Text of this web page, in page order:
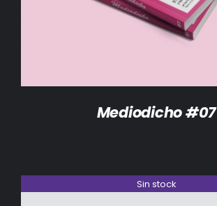
Mediodicho #07
Sin stock